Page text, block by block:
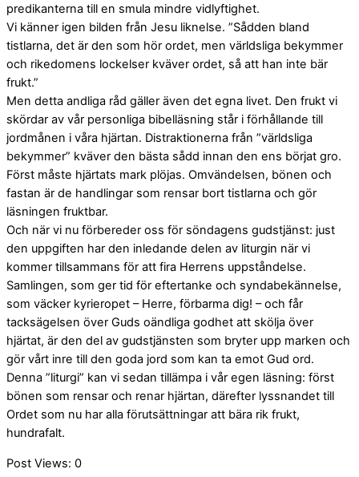
predikanterna till en smula mindre vidlyftighet.
Vi känner igen bilden från Jesu liknelse. ”Sådden bland
tistlarna, det är den som hör ordet, men världsliga bekymmer
och rikedomens lockelser kväver ordet, så att han inte bär
frukt.”
Men detta andliga råd gäller även det egna livet. Den frukt vi
skördar av vår personliga bibelläsning står i förhållande till
jordmånen i våra hjärtan. Distraktionerna från ”världsliga
bekymmer” kväver den bästa sådd innan den ens börjat gro.
Först måste hjärtats mark plöjas. Omvändelsen, bönen och
fastan är de handlingar som rensar bort tistlarna och gör
läsningen fruktbar.
Och när vi nu förbereder oss för söndagens gudstjänst: just
den uppgiften har den inledande delen av liturgin när vi
kommer tillsammans för att fira Herrens uppståndelse.
Samlingen, som ger tid för eftertanke och syndabekännelse,
som väcker kyrieropet – Herre, förbarma dig! – och får
tacksägelsen över Guds oändliga godhet att skölja över
hjärtat, är den del av gudstjänsten som bryter upp marken och
gör vårt inre till den goda jord som kan ta emot Gud ord.
Denna ”liturgi” kan vi sedan tillämpa i vår egen läsning: först
bönen som rensar och renar hjärtan, därefter lyssnandet till
Ordet som nu har alla förutsättningar att bära rik frukt,
hundrafalt.
Post Views: 0